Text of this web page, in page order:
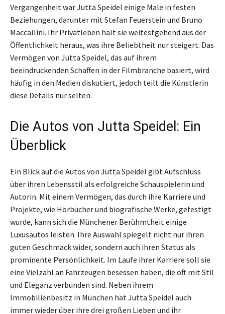
Vergangenheit war Jutta Speidel einige Male in festen
Beziehungen, darunter mit Stefan Feuerstein und Bruno
Maccallini. Ihr Privatleben hält sie weitestgehend aus der
Öffentlichkeit heraus, was ihre Beliebtheit nur steigert. Das
Vermögen von Jutta Speidel, das auf ihrem
beeindruckenden Schaffen in der Filmbranche basiert, wird
häufig in den Medien diskutiert, jedoch teilt die Künstlerin
diese Details nur selten.
Die Autos von Jutta Speidel: Ein
Überblick
Ein Blick auf die Autos von Jutta Speidel gibt Aufschluss
über ihren Lebensstil als erfolgreiche Schauspielerin und
Autorin. Mit einem Vermögen, das durch ihre Karriere und
Projekte, wie Hörbücher und biografische Werke, gefestigt
wurde, kann sich die Münchener Berühmtheit einige
Luxusautos leisten. Ihre Auswahl spiegelt nicht nur ihren
guten Geschmack wider, sondern auch ihren Status als
prominente Persönlichkeit. Im Laufe ihrer Karriere soll sie
eine Vielzahl an Fahrzeugen besessen haben, die oft mit Stil
und Eleganz verbunden sind. Neben ihrem
Immobilienbesitz in München hat Jutta Speidel auch
immer wieder über ihre drei großen Lieben und ihr